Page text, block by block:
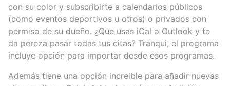
con su color y subscribirte a calendarios públicos
(como eventos deportivos u otros) o privados con
permiso de su dueño. ¿Que usas iCal o Outlook y te
da pereza pasar todas tus citas? Tranqui, el programa
incluye opción para importar desde esos programas.
Además tiene una opción increible para añadir nuevas